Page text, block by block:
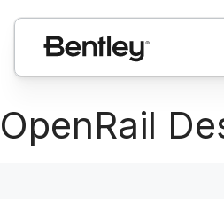
OpenRail